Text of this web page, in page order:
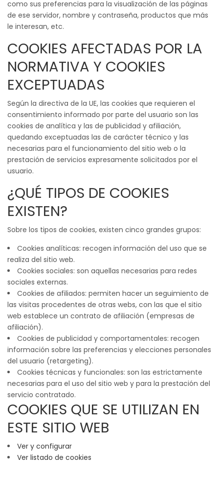
como sus preferencias para la visualización de las páginas
de ese servidor, nombre y contraseña, productos que más
le interesan, etc.
COOKIES AFECTADAS POR LA
NORMATIVA Y COOKIES
EXCEPTUADAS
Según la directiva de la UE, las cookies que requieren el
consentimiento informado por parte del usuario son las
cookies de analítica y las de publicidad y afiliación,
quedando exceptuadas las de carácter técnico y las
necesarias para el funcionamiento del sitio web o la
prestación de servicios expresamente solicitados por el
usuario.
¿QUÉ TIPOS DE COOKIES
EXISTEN?
Sobre los tipos de cookies, existen cinco grandes grupos:
Cookies analíticas: recogen información del uso que se
realiza del sitio web.
Cookies sociales: son aquellas necesarias para redes
sociales externas.
Cookies de afiliados: permiten hacer un seguimiento de
las visitas procedentes de otras webs, con las que el sitio
web establece un contrato de afiliación (empresas de
afiliación).
Cookies de publicidad y comportamentales: recogen
información sobre las preferencias y elecciones personales
del usuario (retargeting).
Cookies técnicas y funcionales: son las estrictamente
necesarias para el uso del sitio web y para la prestación del
servicio contratado.
COOKIES QUE SE UTILIZAN EN
ESTE SITIO WEB
Ver y configurar
Ver listado de cookies